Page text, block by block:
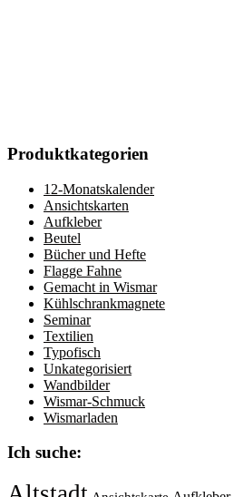
Produktkategorien
12-Monatskalender
Ansichtskarten
Aufkleber
Beutel
Bücher und Hefte
Flagge Fahne
Gemacht in Wismar
Kühlschrankmagnete
Seminar
Textilien
Typofisch
Unkategorisiert
Wandbilder
Wismar-Schmuck
Wismarladen
Ich suche: